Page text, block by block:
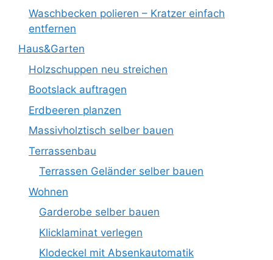
Waschbecken polieren – Kratzer einfach
entfernen
Haus&Garten
Holzschuppen neu streichen
Bootslack auftragen
Erdbeeren planzen
Massivholztisch selber bauen
Terrassenbau
Terrassen Geländer selber bauen
Wohnen
Garderobe selber bauen
Klicklaminat verlegen
Klodeckel mit Absenkautomatik